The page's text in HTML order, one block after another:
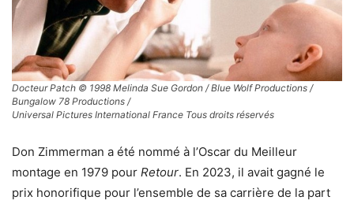
Docteur Patch © 1998 Melinda Sue Gordon / Blue Wolf Productions /
Bungalow 78 Productions /
Universal Pictures International France Tous droits réservés
Don Zimmerman a été nommé à l’Oscar du Meilleur
montage en 1979 pour Retour. En 2023, il avait gagné le
prix honorifique pour l’ensemble de sa carrière de la part